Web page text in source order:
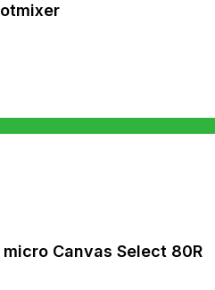
micro Canvas Select 80R